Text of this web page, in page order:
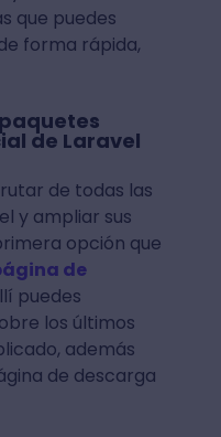
que puedes
forma rápida,
de Laravel
de todas las
y ampliar sus
opción que
de
puedes
los últimos
además
de descarga